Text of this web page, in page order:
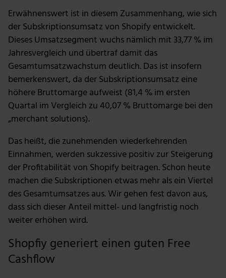
Erwähnenswert ist in diesem Zusammenhang, wie sich
der Subskriptionsumsatz von Shopify entwickelt.
Dieses Umsatzsegment wuchs nämlich mit 33,77 % im
Jahresvergleich und übertraf damit das
Gesamtumsatzwachstum deutlich. Das ist insofern
bemerkenswert, da der Subskriptionsumsatz eine
höhere Bruttomarge aufweist (81,4 % im ersten
Quartal im Vergleich zu 40,07 % Bruttomarge bei den
„merchant solutions).
Das heißt, die zunehmenden wiederkehrenden
Einnahmen, werden sukzessive positiv zur Steigerung
der Profitabilität von Shopify beitragen. Schon heute
machen die Subskriptionen etwas mehr als ein Viertel
des Gesamtumsatzes aus. Wir gehen fest davon aus,
dass sich dieser Anteil mittel- und langfristig noch
weiter erhöhen wird.
Shopfiy generiert einen guten Free
Cashflow